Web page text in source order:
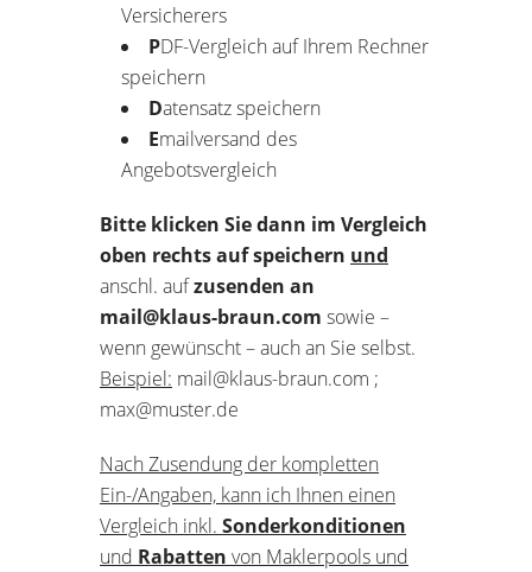
Versicherers
PDF-Vergleich auf Ihrem Rechner
speichern
Datensatz speichern
Emailversand des
Angebotsvergleich
Bitte klicken Sie dann im Vergleich
oben rechts auf speichern und
anschl. aufzusenden an
mail@klaus-braun.com sowie –
wenn gewünscht – auch an Sie selbst.
Beispiel: mail@klaus-braun.com ;
max@muster.de
Nach Zusendung der kompletten
Ein-/Angaben, kann ich Ihnen einen
Vergleich inkl. Sonderkonditionen
und Rabatten von Maklerpools und